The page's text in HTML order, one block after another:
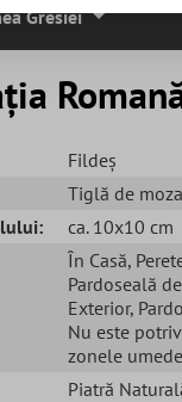
Gresiei
Fildeș
Tiglă de
ca. 10x10 cm
În Casă,
Pardoseală
Exterior,
Nu este
zonele umede
Piatră